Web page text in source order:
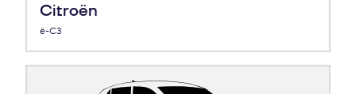
Citroën
ë-C3